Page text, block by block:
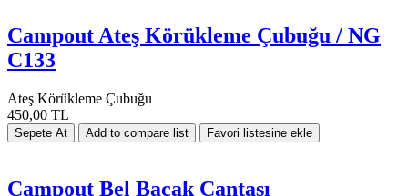
Campout Ateş Körükleme Çubuğu / NG
C133
Ateş Körükleme Çubuğu
450,00 TL
Campout Bel Bacak Çantası